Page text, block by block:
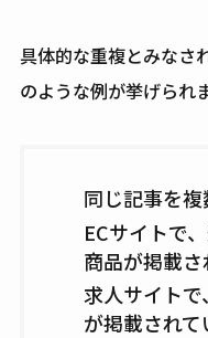
具体的な重複とみなさ
のような例が挙げられま
同じ記事を
ECサイトで
商品が掲載さ
求人サイト
が掲載されて